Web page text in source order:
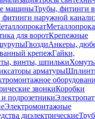
машиныТрубы, фитинги
наружной
для воротКрепежные
ГвоздиАнкеры,
крепежГайки,
винты, шпильки
арматуры
звонкиКоробки
подрозетники
Электромонтажные
диэлектрические